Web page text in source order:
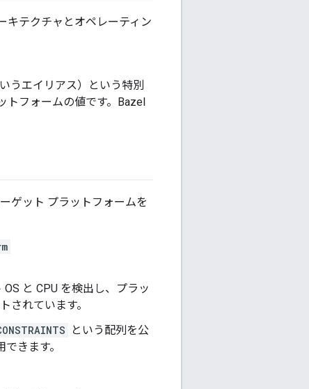
キテクチャとオペレーティン
うエイリアス）という特別
トフォームの値です。Bazel
ゲット プラットフォームを
と CPU を検出し、プラッ
されています。
という配列を公
きます。